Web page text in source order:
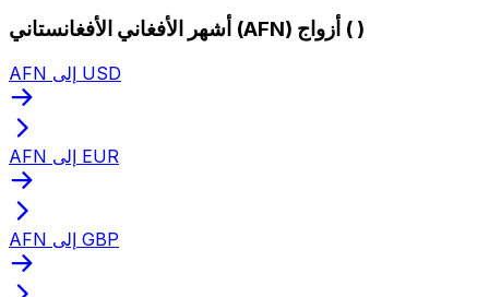
أشهر الأفغاني الأفغانستاني (AFN) أزواج ( )
AFN إلى USD
AFN إلى EUR
AFN إلى GBP